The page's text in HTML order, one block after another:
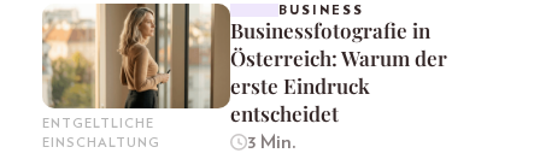
ENTGELTLICHE
EINSCHALTUNG
BUSINESS
Businessfotografie in
Österreich: Warum der
erste Eindruck
entscheidet
3 Min.